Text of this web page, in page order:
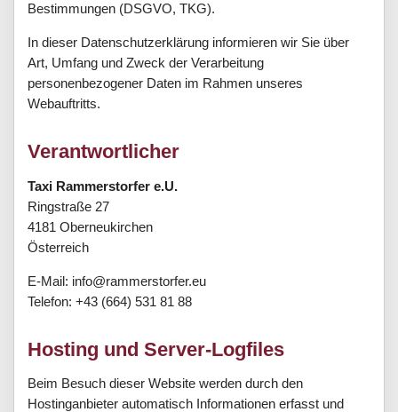
Bestimmungen (DSGVO, TKG).
In dieser Datenschutzerklärung informieren wir Sie über
Art, Umfang und Zweck der Verarbeitung
personenbezogener Daten im Rahmen unseres
Webauftritts.
Verantwortlicher
Taxi Rammerstorfer e.U.
Ringstraße 27
4181 Oberneukirchen
Österreich
E-Mail: info@rammerstorfer.eu
Telefon: +43 (664) 531 81 88
Hosting und Server-Logfiles
Beim Besuch dieser Website werden durch den
Hostinganbieter automatisch Informationen erfasst und